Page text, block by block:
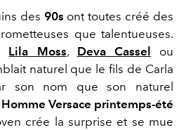
des 90s ont toutes créé des
que talentueuses.
Lila Moss, Deva Cassel
ou
naturel que le fils de Carla
son nom que son naturel
Versace printemps-été
crée la surprise et se mue